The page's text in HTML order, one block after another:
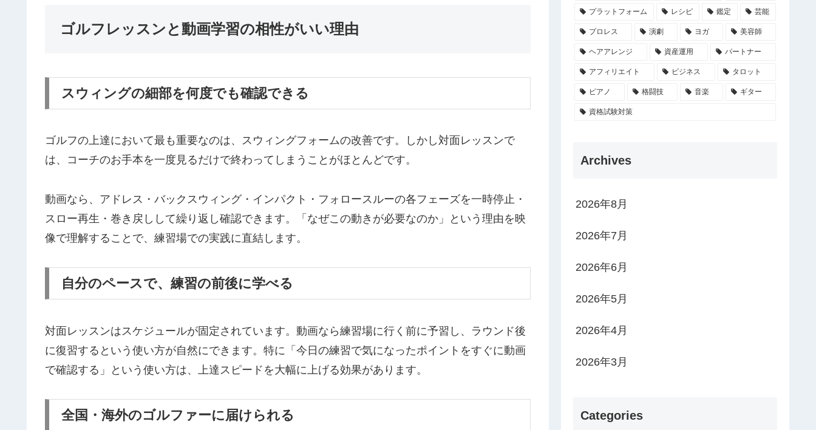
ゴルフレッスンと動画学習の相性がいい理由
スウィングの細部を何度でも確認できる
ゴルフの上達において最も重要なのは、スウィングフォームの改善です。しかし対面レッスンで
は、コーチのお手本を一度見るだけで終わってしまうことがほとんどです。
動画なら、アドレス・バックスウィング・インパクト・フォロースルーの各フェーズを一時停止・
スロー再生・巻き戻しして繰り返し確認できます。「なぜこの動きが必要なのか」という理由を映
像で理解することで、練習場での実践に直結します。
自分のペースで、練習の前後に学べる
対面レッスンはスケジュールが固定されています。動画なら練習場に行く前に予習し、ラウンド後
に復習するという使い方が自然にできます。特に「今日の練習で気になったポイントをすぐに動画
で確認する」という使い方は、上達スピードを大幅に上げる効果があります。
全国・海外のゴルファーに届けられる
プラットフォーム レシピ 鑑定 芸能
プロレス 演劇 ヨガ 美容師
ヘアアレンジ 資産運用 パートナー
アフィリエイト ビジネス タロット
ピアノ 格闘技 音楽 ギター
資格試験対策
Archives
2026年8月
2026年7月
2026年6月
2026年5月
2026年4月
2026年3月
Categories